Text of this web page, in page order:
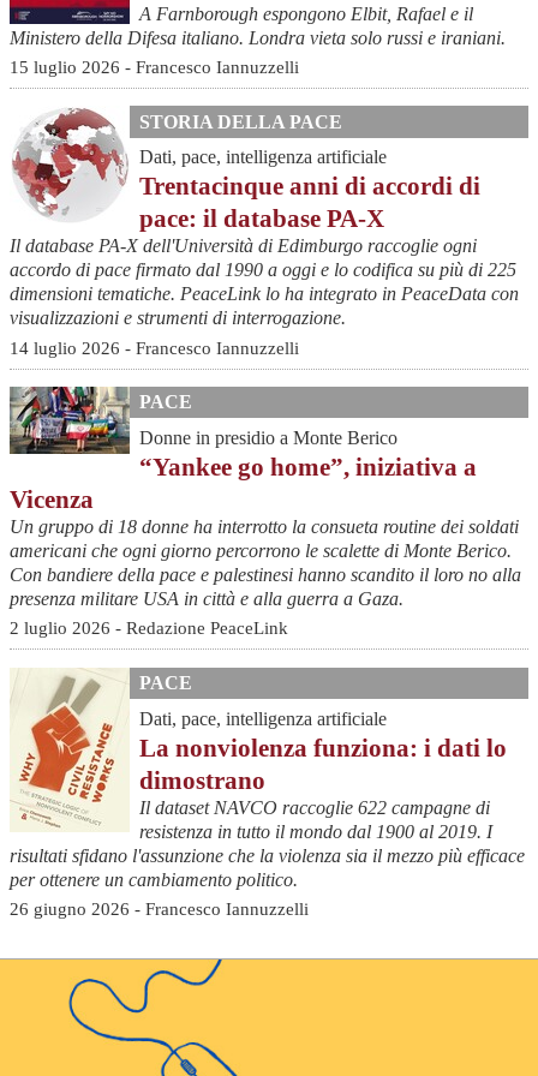
A Farnborough espongono Elbit, Rafael e il
Ministero della Difesa italiano. Londra vieta solo russi e iraniani.
15 luglio 2026 - Francesco Iannuzzelli
STORIA DELLA PACE
Dati, pace, intelligenza artificiale
Trentacinque anni di accordi di
pace: il database PA-X
Il database PA-X dell'Università di Edimburgo raccoglie ogni
accordo di pace firmato dal 1990 a oggi e lo codifica su più di 225
dimensioni tematiche. PeaceLink lo ha integrato in PeaceData con
visualizzazioni e strumenti di interrogazione.
14 luglio 2026 - Francesco Iannuzzelli
PACE
Donne in presidio a Monte Berico
“Yankee go home”, iniziativa a
Vicenza
Un gruppo di 18 donne ha interrotto la consueta routine dei soldati
americani che ogni giorno percorrono le scalette di Monte Berico.
Con bandiere della pace e palestinesi hanno scandito il loro no alla
presenza militare USA in città e alla guerra a Gaza.
2 luglio 2026 - Redazione PeaceLink
PACE
Dati, pace, intelligenza artificiale
La nonviolenza funziona: i dati lo
dimostrano
Il dataset NAVCO raccoglie 622 campagne di
resistenza in tutto il mondo dal 1900 al 2019. I
risultati sfidano l'assunzione che la violenza sia il mezzo più efficace
per ottenere un cambiamento politico.
26 giugno 2026 - Francesco Iannuzzelli